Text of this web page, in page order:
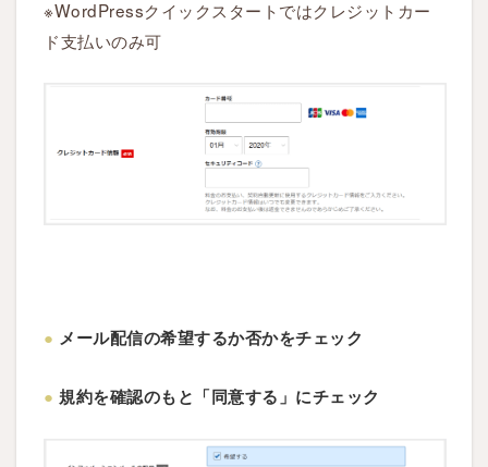
※WordPressクイックスタートではクレジットカー
ド支払いのみ可
● メール配信の希望するか否かをチェック
● 規約を確認のもと「同意する」にチェック